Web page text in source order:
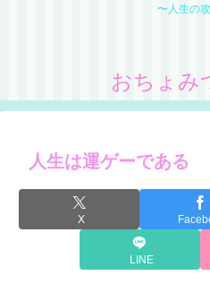
〜人生の
おちょみ
人生は運ゲーである
X
LINE